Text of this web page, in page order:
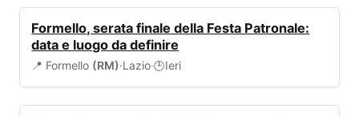
Formello, serata finale della Festa Patronale:
data e luogo da definire
📍 Formello (RM)·Lazio·🕒Ieri